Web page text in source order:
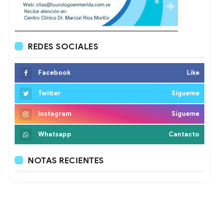
REDES SOCIALES
Facebook Like
Twitter Sigueme
Instagram Sigueme
Whatsapp Cantacto
NOTAS RECIENTES